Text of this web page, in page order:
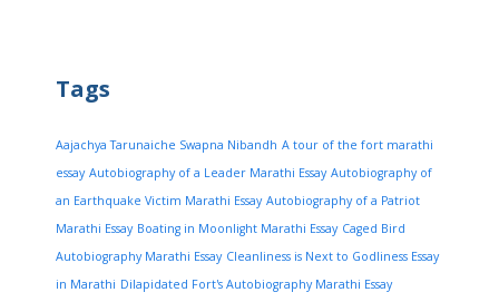
Tags
Aajachya Tarunaiche Swapna Nibandh A tour of the fort marathi
essay Autobiography of a Leader Marathi Essay Autobiography of
an Earthquake Victim Marathi Essay Autobiography of a Patriot
Marathi Essay Boating in Moonlight Marathi Essay Caged Bird
Autobiography Marathi Essay Cleanliness is Next to Godliness Essay
in Marathi Dilapidated Fort's Autobiography Marathi Essay